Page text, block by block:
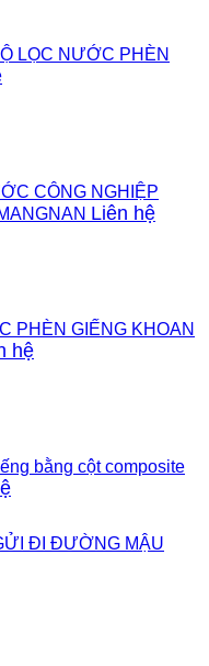
LỌC NƯỚC PHÈN
CÔNG NGHIỆP
Liên hệ
PHÈN GIẾNG KHOAN
hệ
bằng cột composite